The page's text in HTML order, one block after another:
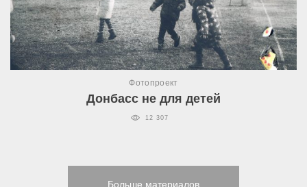
Фотопроект
Донбасс не для детей
12 307
Больше материалов